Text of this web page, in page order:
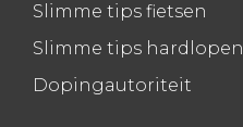
Slimme tips fietsen
Slimme tips hardlopen
Dopingautoriteit